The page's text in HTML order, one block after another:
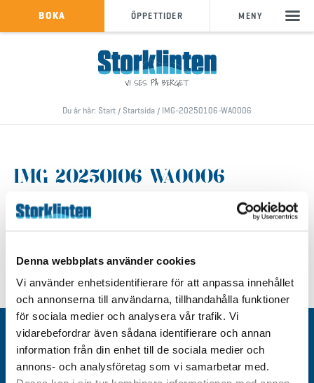
Denna webbplats använder cookies
Vi använder enhetsidentifierare för att anpassa innehållet
och annonserna till användarna, tillhandahålla funktioner
för sociala medier och analysera vår trafik. Vi
vidarebefordrar även sådana identifierare och annan
information från din enhet till de sociala medier och
annons- och analysföretag som vi samarbetar med.
KÖP SKIPASS
info@storklinten.se
•
Telefonbokning : 0928-40 000
ÖPPETTIDER
BOKA MENY
Du är här: Start / Startsida / IMG-20250106-WA0006
IMG-20250106-WA0006
Kontakt